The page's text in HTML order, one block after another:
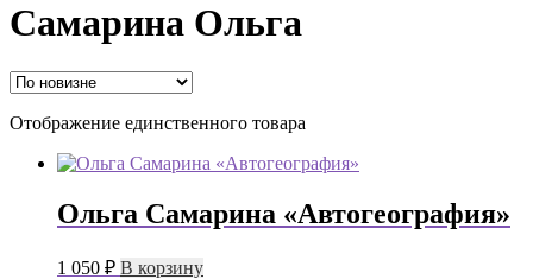
Самарина Ольга
Отображение единственного товара
Ольга Самарина «Автогеография»
1 050 ₽ В корзину